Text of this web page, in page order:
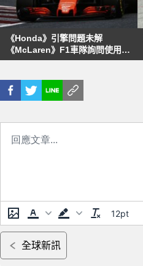
《Honda》引擎問題未解
《McLaren》F1車隊詢問使用
《Mercedes》引擎之可能性
12pt
全球新訊